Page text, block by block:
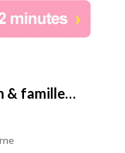
& famille…